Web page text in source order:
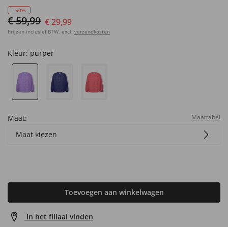
- 50%
€ 59,99 € 29,99
Prijzen inclusief BTW, excl. verzendkosten
Kleur: purper
Maat: Maattabel
Maat kiezen
Toevoegen aan winkelwagen
In het filiaal vinden